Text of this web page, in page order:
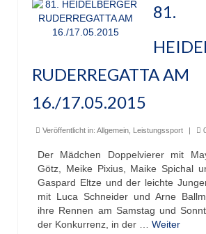
81.
RUDERREGATTA AM
16./17.05.2015
Veröffentlicht in: Allgemein Leistungssport |
Der Mädchen Doppelvierer mit
Götz, Meike Pixius, Maike Spichal
Gaspard Eltze und der leichte
mit Luca Schneider und Arne
ihre Rennen am Samstag und
der Konkurrenz, in der … Weiter